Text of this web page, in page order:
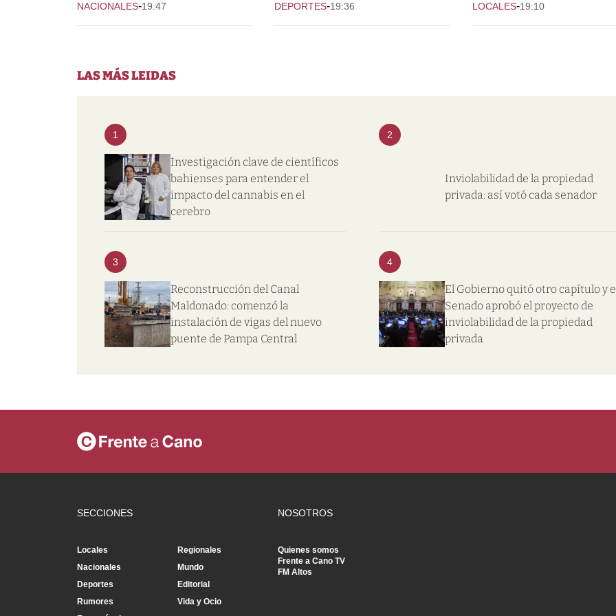
NACIONALES-19:47 DEPORTES-19:36 LOCALES-19:10
LAS MÁS LEIDAS
1
Investigación clave de científicos
bahienses para entender el
impacto del cannabis en el
cerebro
2
Inviolabilidad de la propiedad
privada: así votó cada senador
3
Reconstrucción del Canal
Maldonado: comenzó la
instalación de vigas del nuevo
puente de Pampa Central
4
El Gobierno quitó otro capítulo y
Senado aprobó el proyecto de
inviolabilidad de la propiedad
privada
SECCIONES
Locales
Regionales
Nacionales
Mundo
Deportes
Editorial
Rumores
Vida y Ocio
NOSOTROS
Quienes somos
Frente a Cano TV
FM Altos